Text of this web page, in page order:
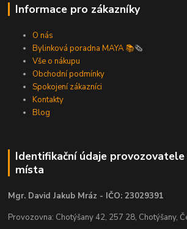
Informace pro zákazníky
O nás
Bylinková poradna MAYA 📚🗞️
Vše o nákupu
Obchodní podmínky
Spokojení zákazníci
Kontakty
Blog
Identifikační údaje
místa
Mgr. David Jakub Mráz - IČO: 23029391
Provozovna: Chotýšany 42, 257 28, Chotýšany,